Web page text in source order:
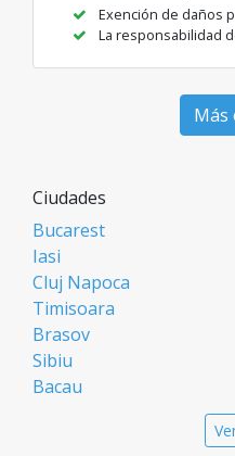
Exención de daños
La responsabilidad
Más
Ciudades
Bucarest
Iasi
Cluj Napoca
Timisoara
Brasov
Sibiu
Bacau